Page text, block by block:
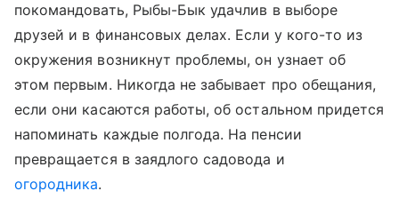
покомандовать, Рыбы-Бык удачлив в выборе
друзей и в финансовых делах. Если у кого-то из
окружения возникнут проблемы, он узнает об
этом первым. Никогда не забывает про обещания,
если они касаются работы, об остальном придется
напоминать каждые полгода. На пенсии
превращается в заядлого садовода и
огородника.